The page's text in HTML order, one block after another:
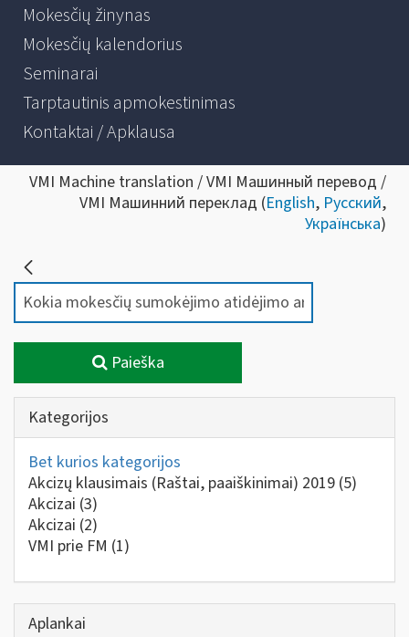
Mokesčių žinynas
Mokesčių kalendorius
Seminarai
Tarptautinis apmokestinimas
Kontaktai / Apklausa
VMI Machine translation / VMI Машинный перевод /
VMI Машинний переклад (English, Русский,
Українська)
Paieška
Kategorijos
Bet kurios kategorijos
Akcizų klausimais (Raštai, paaiškinimai) 2019 (5)
Akcizai (3)
Akcizai (2)
VMI prie FM (1)
Aplankai